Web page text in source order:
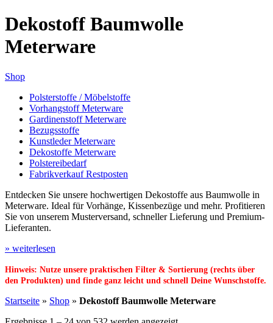
Dekostoff Baumwolle
Meterware
Shop
Polsterstoffe / Möbelstoffe
Vorhangstoff Meterware
Gardinenstoff Meterware
Bezugsstoffe
Kunstleder Meterware
Dekostoffe Meterware
Polstereibedarf
Fabrikverkauf Restposten
Entdecken Sie unsere hochwertigen Dekostoffe aus Baumwolle in
Meterware. Ideal für Vorhänge, Kissenbezüge und mehr. Profitieren
Sie von unserem Musterversand, schneller Lieferung und Premium-
Lieferanten.
» weiterlesen
Hinweis: Nutze unsere praktischen Filter & Sortierung (rechts über
den Produkten) und finde ganz leicht und schnell Deine Wunschstoffe.
Startseite » Shop » Dekostoff Baumwolle Meterware